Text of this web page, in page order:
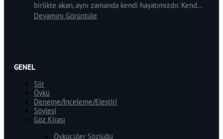
birlikte akan, aynı zamanda kendi hayatımızdır. Kend...
Devamını Görüntüle
GENEL
Şiir
Öykü
Deneme/İnceleme/Eleştiri
Söyleşi
Göz Kirası
Öykücüler Sözlüğü